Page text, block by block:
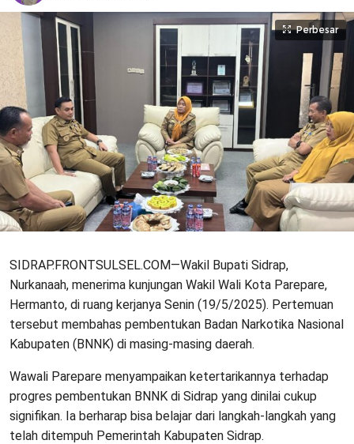
Perbesar
SIDRAP.FRONTSULSEL.COM—Wakil Bupati Sidrap,
Nurkanaah, menerima kunjungan Wakil Wali Kota Parepare,
Hermanto, di ruang kerjanya Senin (19/5/2025). Pertemuan
tersebut membahas pembentukan Badan Narkotika Nasional
Kabupaten (BNNK) di masing-masing daerah.
Wawali Parepare menyampaikan ketertarikannya terhadap
progres pembentukan BNNK di Sidrap yang dinilai cukup
signifikan. Ia berharap bisa belajar dari langkah-langkah yang
telah ditempuh Pemerintah Kabupaten Sidrap.